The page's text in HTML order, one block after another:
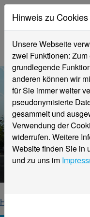
Aktuelle
Hochschule
Home
Hinweis zu Cookies
Unsere Webseite
zwei Funktionen:
grundlegende
anderen können wir
für Sie immer weiter
pseudonymisierte
gesammelt und
Verwendung der
widerrufen. Weitere
Website finden Sie in
und zu uns im